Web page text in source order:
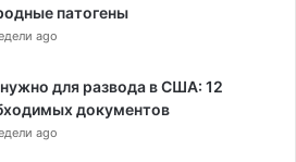
патогены
ago
для развода в США: 12
документов
ago